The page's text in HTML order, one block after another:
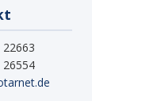
22663
26554